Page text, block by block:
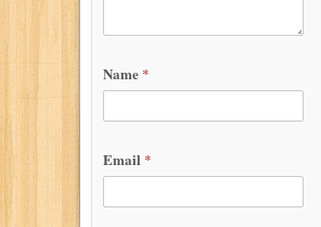
Name *
Email *